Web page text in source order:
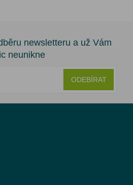
newsletteru a už Vám
neunikne
ODEBÍRAT